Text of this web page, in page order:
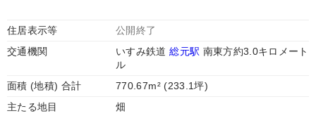
住居表示等
公開終了
交通機関
いすみ鉄道総元駅 南東方約3.0キロメート
ル
面積 (地積) 合計
770.67m² (233.1坪)
主たる地目
畑